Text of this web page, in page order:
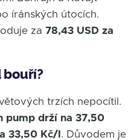
íránských útocích.
za 78,43 USD za
bouří?
trzích nepocítil.
pump drží na 37,50
33,50 Kč/l . Důvodem je